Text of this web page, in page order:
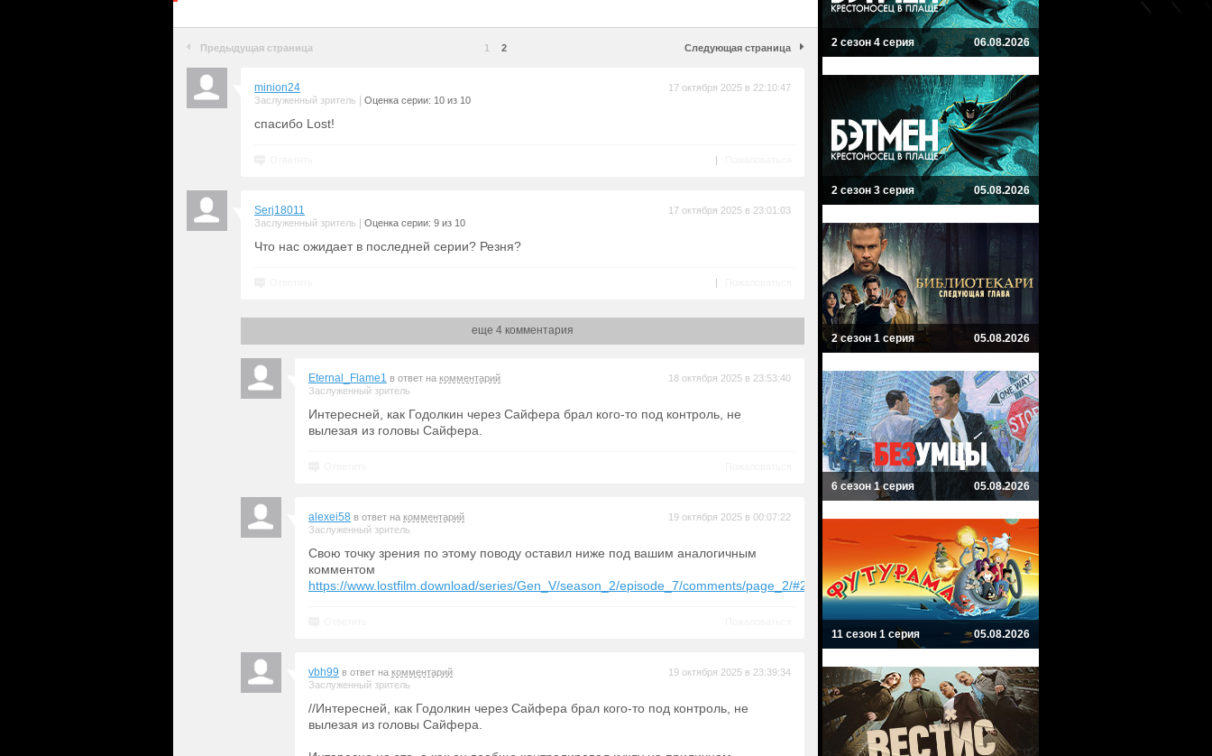
Предыдущая страница 1 2 Следующая страница
minion24
Заслуженный зритель Оценка серии: 10 из 10
17 октября 2025 в 22:10:47
спасибо Lost!
|
Serj18011
Заслуженный зритель Оценка серии: 9 из 10
17 октября 2025 в 23:01:03
Что нас ожидает в последней серии? Резня?
|
еще 4 комментария
Eternal_Flame1 в ответ на комментарий
Заслуженный зритель
18 октября 2025 в 23:53:40
Интересней, как Годолкин через Сайфера брал кого-то под контроль, не
вылезая из головы Сайфера.
alexei58 в ответ на комментарий
Заслуженный зритель
19 октября 2025 в 00:07:22
Свою точку зрения по этому поводу оставил ниже под вашим аналогичным
комментом
https://www.lostfilm.download/series/Gen_V/season_2/episode_7/comments/page_2/#2798594
vbh99 в ответ на комментарий
Заслуженный зритель
19 октября 2025 в 23:39:34
//Интересней, как Годолкин через Сайфера брал кого-то под контроль, не
вылезая из головы Сайфера.
2 сезон 4 серия 06.08.2026
2 сезон 3 серия 05.08.2026
2 сезон 1 серия 05.08.2026
6 сезон 1 серия 05.08.2026
11 сезон 1 серия 05.08.2026